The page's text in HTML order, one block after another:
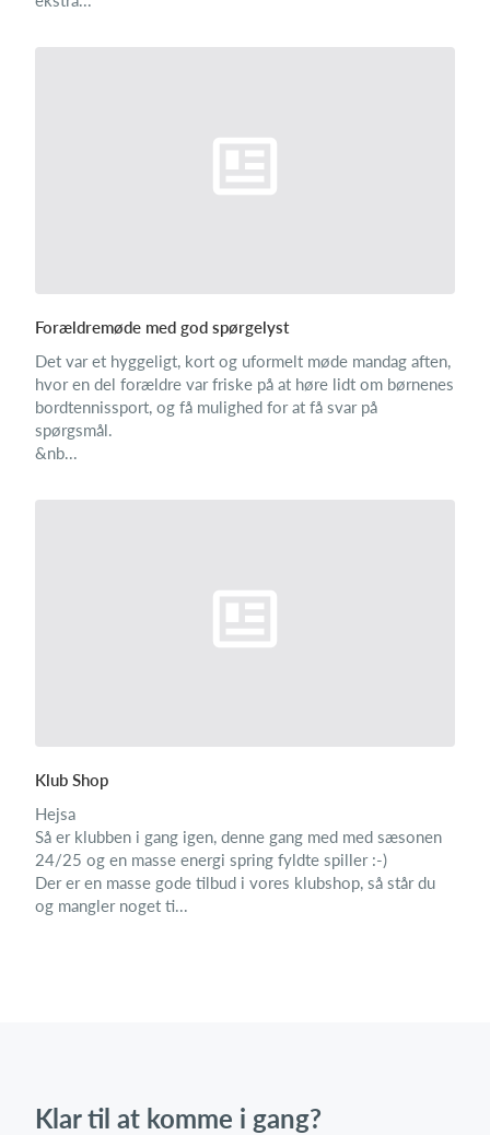
Forældremøde med god spørgelyst
Det var et hyggeligt, kort og uformelt møde mandag aften,
hvor en del forældre var friske på at høre lidt om børnenes
bordtennissport, og få mulighed for at få svar på
spørgsmål.
&nb...
Klub Shop
Hejsa
Så er klubben i gang igen, denne gang med med sæsonen
24/25 og en masse energi spring fyldte spiller :-)
Der er en masse gode tilbud i vores klubshop, så står du
og mangler noget ti...
Klar til at komme i gang?